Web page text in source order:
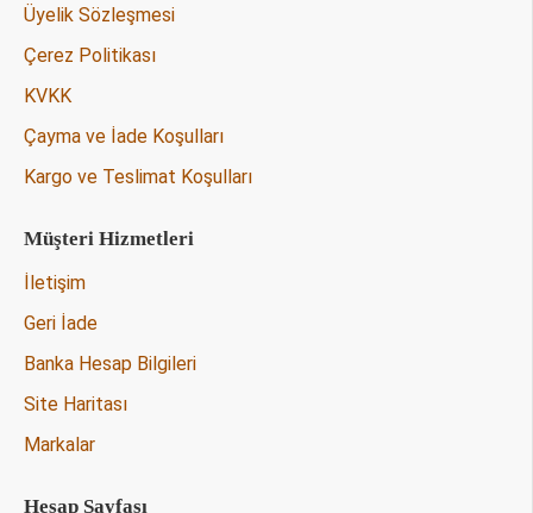
Üyelik Sözleşmesi
Çerez Politikası
KVKK
Çayma ve İade Koşulları
Kargo ve Teslimat Koşulları
Müşteri Hizmetleri
İletişim
Geri İade
Banka Hesap Bilgileri
Site Haritası
Markalar
Hesap Sayfası